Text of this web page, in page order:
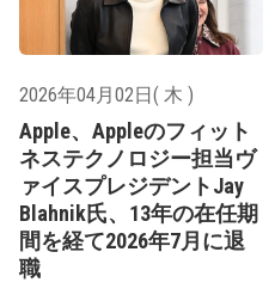
2026年04月02日( 木 )
Apple、Appleのフィット
ネステクノロジー担当ヴ
ァイスプレジデントJay
Blahnik氏、13年の在任期
間を経て2026年7月に退
職